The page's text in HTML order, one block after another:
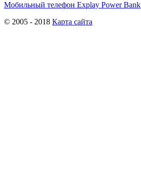
Мобильный телефон Explay Power Bank
© 2005 - 2018 Карта сайта